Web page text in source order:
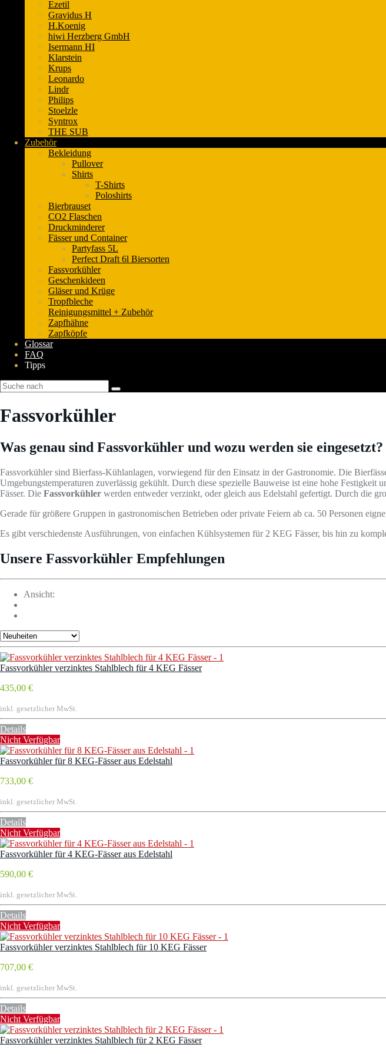
Ezetil
Gravidus H
H.Koenig
hiwi Herzberg GmbH
Isermann HI
Klarstein
Krups
Leonardo
Lindr
Philips
Stoelzle
Syntrox
THE SUB
Zubehör
Bekleidung
Pullover
Shirts
T-Shirts
Poloshirts
Bierbrauset
CO2 Flaschen
Druckminderer
Fässer und Container
Partyfass 5L
Perfect Draft 6l Biersorten
Fassvorkühler
Geschenkideen
Gläser und Krüge
Tropfbleche
Reinigungsmittel + Zubehör
Zapfhähne
Zapfköpfe
Glossar
FAQ
Tipps
Fassvorkühler
Was genau sind Fassvorkühler und wozu werden sie eingesetzt?
Fassvorkühler sind Bierfass-Kühlanlagen, vorwiegend für den Einsatz in der Gastronomie. Die
Umgebungstemperaturen zuverlässig gekühlt. Durch diese spezielle Bauweise ist eine hohe
Fässer. Die Fassvorkühler werden entweder verzinkt, oder gleich aus Edelstahl gefertigt. Durch die
Gerade für größere Gruppen in gastronomischen Betrieben oder private Feiern ab ca. 50 Personen
Es gibt verschiedenste Ausführungen, von einfachen Kühlsystemen für 2 KEG Fässer, bis hin zu
Unsere Fassvorkühler Empfehlungen
Ansicht:
Fassvorkühler verzinktes Stahlblech für 4 KEG Fässer
435,00 €
inkl. gesetzlicher MwSt.
Details
Nicht Verfügbar
Fassvorkühler für 8 KEG-Fässer aus Edelstahl
733,00 €
inkl. gesetzlicher MwSt.
Details
Nicht Verfügbar
Fassvorkühler für 4 KEG-Fässer aus Edelstahl
590,00 €
inkl. gesetzlicher MwSt.
Details
Nicht Verfügbar
Fassvorkühler verzinktes Stahlblech für 10 KEG Fässer
707,00 €
inkl. gesetzlicher MwSt.
Details
Nicht Verfügbar
Fassvorkühler verzinktes Stahlblech für 2 KEG Fässer